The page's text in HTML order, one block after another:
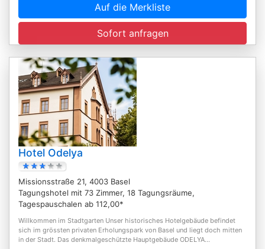
Auf die Merkliste
Sofort anfragen
Hotel Odelya
Missionsstraße 21, 4003 Basel
Tagungshotel mit 73 Zimmer, 18 Tagungsräume,
Tagespauschalen ab 112,00*
Willkommen im Stadtgarten Unser historisches Hotelgebäude befindet
sich im grössten privaten Erholungspark von Basel und liegt doch mitten
in der Stadt. Das denkmalgeschützte Hauptgebäude ODELYA...